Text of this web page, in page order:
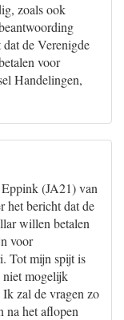
zoals ook
de Verenigde
voor
Handelingen,
(JA21) van
het bericht dat de
willen betalen
voor
Tot mijn spijt is
niet mogelijk
zal de vragen zo
na het aflopen